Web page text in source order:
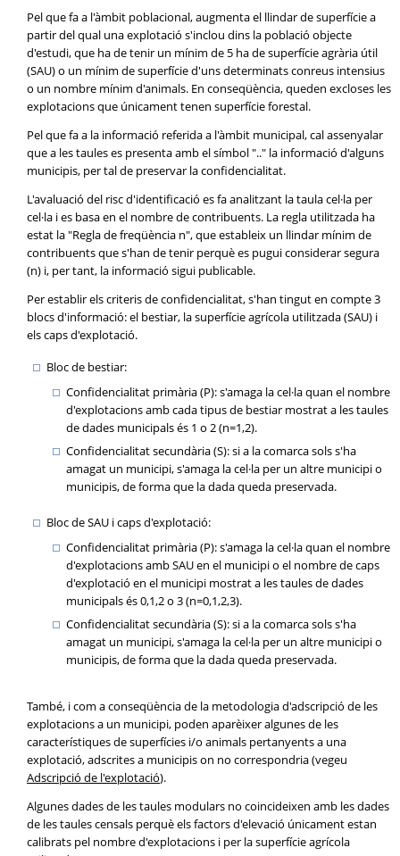
Pel que fa a l'àmbit poblacional, augmenta el llindar de superfície a
partir del qual una explotació s'inclou dins la població objecte
d'estudi, que ha de tenir un mínim de 5 ha de superfície agrària útil
(SAU) o un mínim de superfície d'uns determinats conreus intensius
o un nombre mínim d'animals. En conseqüència, queden excloses les
explotacions que únicament tenen superfície forestal.
Pel que fa a la informació referida a l'àmbit municipal, cal assenyalar
que a les taules es presenta amb el símbol ".." la informació d'alguns
municipis, per tal de preservar la confidencialitat.
L'avaluació del risc d'identificació es fa analitzant la taula cel·la per
cel·la i es basa en el nombre de contribuents. La regla utilitzada ha
estat la "Regla de freqüència n", que estableix un llindar mínim de
contribuents que s'han de tenir perquè es pugui considerar segura
(n) i, per tant, la informació sigui publicable.
Per establir els criteris de confidencialitat, s'han tingut en compte 3
blocs d'informació: el bestiar, la superfície agrícola utilitzada (SAU) i
els caps d'explotació.
Bloc de bestiar:
Confidencialitat primària (P): s'amaga la cel·la quan el nombre
d'explotacions amb cada tipus de bestiar mostrat a les taules
de dades municipals és 1 o 2 (n=1,2).
Confidencialitat secundària (S): si a la comarca sols s'ha
amagat un municipi, s'amaga la cel·la per un altre municipi o
municipis, de forma que la dada queda preservada.
Bloc de SAU i caps d'explotació:
Confidencialitat primària (P): s'amaga la cel·la quan el nombre
d'explotacions amb SAU en el municipi o el nombre de caps
d'explotació en el municipi mostrat a les taules de dades
municipals és 0,1,2 o 3 (n=0,1,2,3).
Confidencialitat secundària (S): si a la comarca sols s'ha
amagat un municipi, s'amaga la cel·la per un altre municipi o
municipis, de forma que la dada queda preservada.
També, i com a conseqüència de la metodologia d'adscripció de les
explotacions a un municipi, poden aparèixer algunes de les
característiques de superfícies i/o animals pertanyents a una
explotació, adscrites a municipis on no correspondria (vegeu
Adscripció de l'explotació).
Algunes dades de les taules modulars no coincideixen amb les dades
de les taules censals perquè els factors d'elevació únicament estan
calibrats pel nombre d'explotacions i per la superfície agrícola